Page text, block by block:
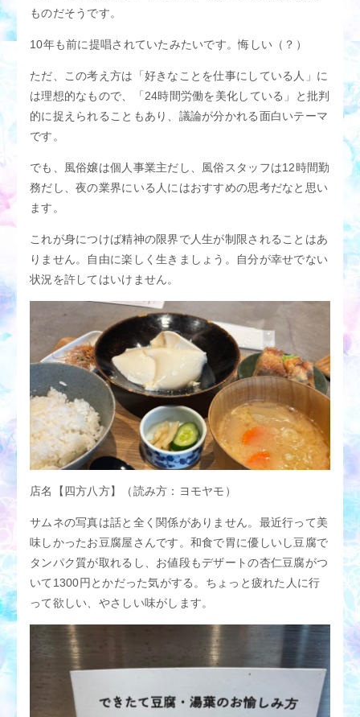
ものだそうです。
10年も前に提唱されていたみたいです。悔しい（？）
ただ、この考え方は「好きなことを仕事にしている人」に
は理想的なもので、「24時間労働を美化している」と批判
的に捉えられることもあり、議論が分かれる面白いテーマ
です。
でも、風俗嬢は個人事業主だし、風俗スタッフは12時間勤
務だし、夜の業界にいる人にはおすすめの思考だなと思い
ます。
これが身につけば精神の限界で人生が制限されることはあ
りません。自由に楽しく生きましょう。自分が幸せでない
状況を許してはいけません。
店名【四方八方】（読み方：ヨモヤモ）
サムネの写真は話と全く関係がありません。最近行って美
味しかったお豆腐屋さんです。和食で胃に優しいし豆腐で
タンパク質が取れるし、お値段もデザートの杏仁豆腐がつ
いて1300円とかだった気がする。ちょっと疲れた人に行
って欲しい、やさしい味がします。